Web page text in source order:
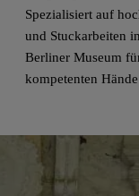
Spezialisiert auf
und Stuckarbeiten
Berliner Museum
kompetenten